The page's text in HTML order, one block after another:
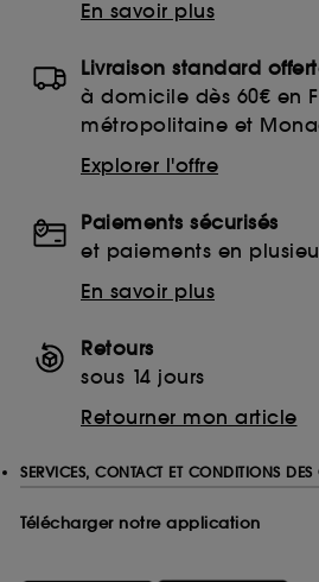
En savoir plus
Livraison standard
à domicile dès 60€ en
métropolitaine et
Explorer l'offre
Paiements sécurisés
et paiements en
En savoir plus
Retours
sous 14 jours
Retourner mon article
SERVICES, CONTACT ET CONDITIONS DES
Télécharger notre application